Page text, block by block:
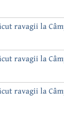
ravagii la
ravagii la
ravagii la